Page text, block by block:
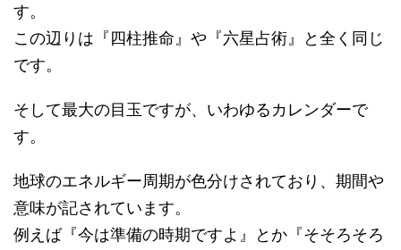
す。
この辺りは『四柱推命』や『六星占術』と全く同じ
です。
そして最大の目玉ですが、いわゆるカレンダーで
す。
地球のエネルギー周期が色分けされており、期間や
意味が記されています。
例えば『今は準備の時期ですよ』とか『そそろそろ